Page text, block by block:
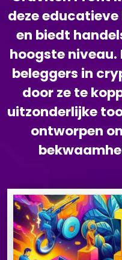
deze
en biedt
hoogste niveau.
beleggers in
door ze te
uitzonderlijke
ontworpen